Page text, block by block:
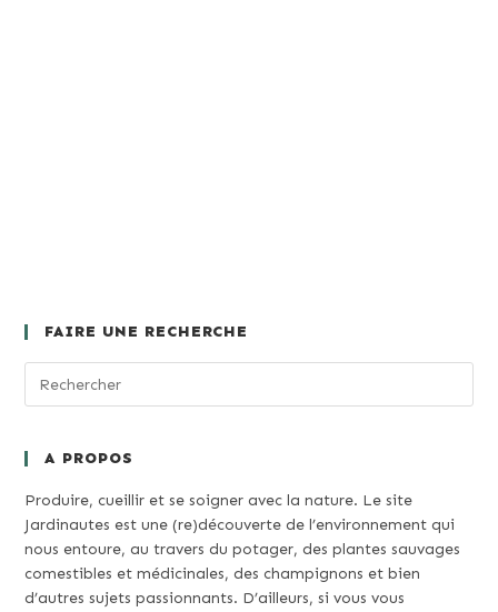
FAIRE UNE RECHERCHE
A PROPOS
Produire, cueillir et se soigner avec la nature. Le site
Jardinautes est une (re)découverte de l’environnement qui
nous entoure, au travers du potager, des plantes sauvages
comestibles et médicinales, des champignons et bien
d’autres sujets passionnants. D’ailleurs, si vous vous